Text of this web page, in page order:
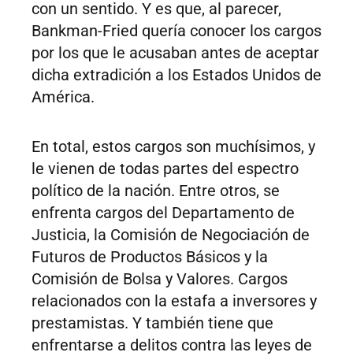
con un sentido. Y es que, al parecer,
Bankman-Fried quería conocer los cargos
por los que le acusaban antes de aceptar
dicha extradición a los Estados Unidos de
América.
En total, estos cargos son muchísimos, y
le vienen de todas partes del espectro
político de la nación. Entre otros, se
enfrenta cargos del Departamento de
Justicia, la Comisión de Negociación de
Futuros de Productos Básicos y la
Comisión de Bolsa y Valores. Cargos
relacionados con la estafa a inversores y
prestamistas. Y también tiene que
enfrentarse a delitos contra las leyes de